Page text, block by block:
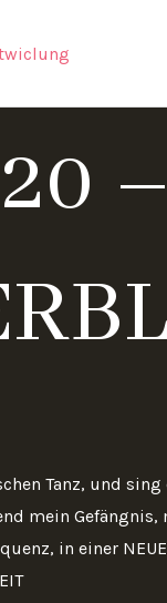
Tanz, und sing
mein
in einer